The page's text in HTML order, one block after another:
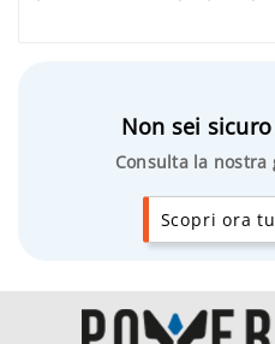
Non sei
Consulta la
Scopri ora